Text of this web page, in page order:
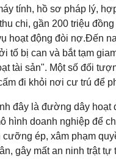
tính, hồ sơ pháp lý,
chi, gần 200 triệu
hoạt động đòi nợ.Đến
tố bị can và bắt tạm
tài sản". Một số đối
đi khỏi nơi cư trú để
đây là đường dây hoạt
hình doanh nghiệp để
cưỡng ép, xâm phạm
gây mất an ninh trật